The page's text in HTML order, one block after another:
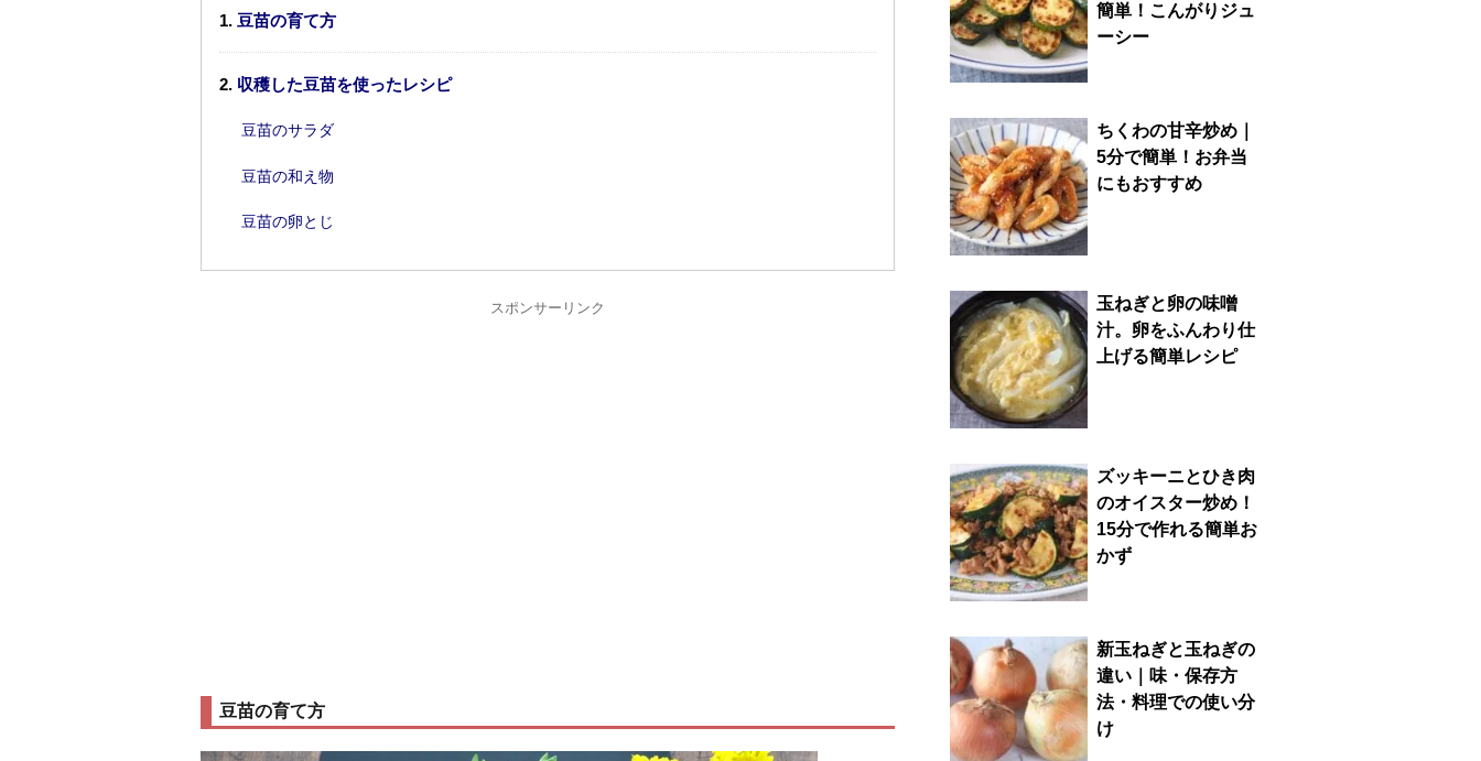
豆苗の育て方
収穫した豆苗を使ったレシピ
豆苗のサラダ
豆苗の和え物
豆苗の卵とじ
スポンサーリンク
豆苗の育て方
簡単！こんがりジュ
ーシー
ちくわの甘辛炒め｜
5分で簡単！お弁当
にもおすすめ
玉ねぎと卵の味噌
汁。卵をふんわり仕
上げる簡単レシピ
ズッキーニとひき肉
のオイスター炒め！
15分で作れる簡単お
かず
新玉ねぎと玉ねぎの
違い｜味・保存方
法・料理での使い分
け